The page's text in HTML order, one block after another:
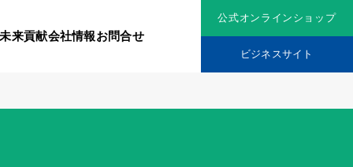
未来貢献会社情報お問合せ
公式オンラインショップ
ビジネスサイト